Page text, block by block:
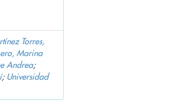
Torres,
Marina
Andrea;
; Universidad